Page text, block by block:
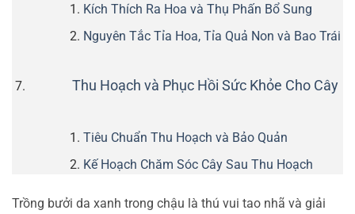
Kích Thích Ra Hoa và Thụ Phấn Bổ Sung
Nguyên Tắc Tỉa Hoa, Tỉa Quả Non và Bao Trái
Thu Hoạch và Phục Hồi Sức Khỏe Cho Cây
Tiêu Chuẩn Thu Hoạch và Bảo Quản
Kế Hoạch Chăm Sóc Cây Sau Thu Hoạch
Trồng bưởi da xanh trong chậu là thú vui tao nhã và giải